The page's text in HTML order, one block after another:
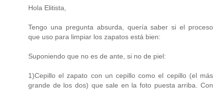
Hola Elitista,
Tengo una pregunta absurda, quería saber si el proceso
que uso para limpiar los zapatos está bien:
Suponiendo que no es de ante, si no de piel:
1)Cepillo el zapato con un cepillo como el cepillo (el más
grande de los dos) que sale en la foto puesta arriba. Con